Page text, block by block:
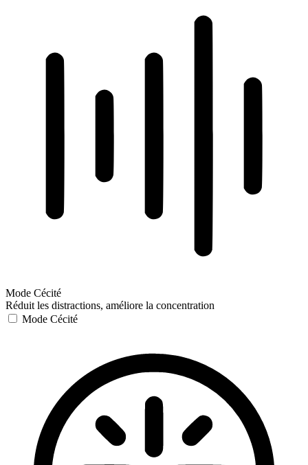
Mode Cécité
Réduit les distractions, améliore la concentration
Mode Cécité